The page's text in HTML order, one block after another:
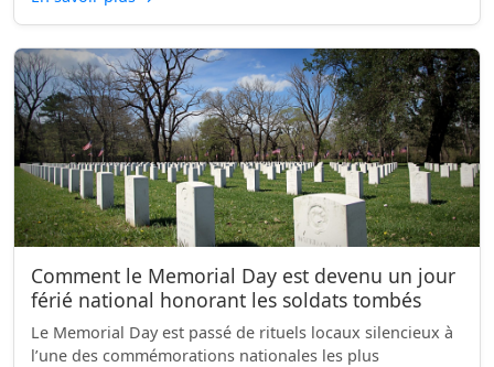
Comment le Memorial Day est devenu un jour
férié national honorant les soldats tombés
Le Memorial Day est passé de rituels locaux silencieux à
l’une des commémorations nationales les plus